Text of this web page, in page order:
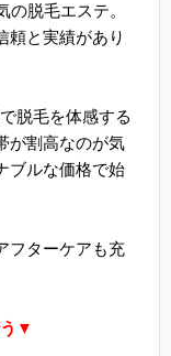
脱毛エステ。
頼と実績があり
で脱毛を体感する
が割高なのが気
ブルな価格で始
フターケアも充
▼